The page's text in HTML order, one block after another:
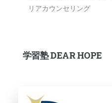
リアカウンセリング
学習塾 DEAR HOPE